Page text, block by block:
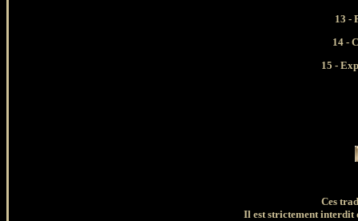
13 -
14 -
15 -
Ces
Il est strictement interdit